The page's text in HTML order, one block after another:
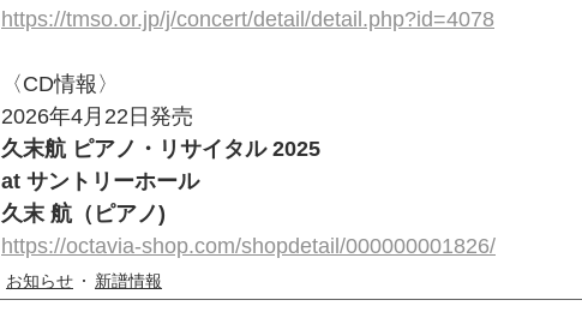
https://tmso.or.jp/j/concert/detail/detail.php?id=4078
〈CD情報〉
2026年4月22日発売
久末航 ピアノ・リサイタル 2025
at サントリーホール
久末 航（ピアノ)
https://octavia-shop.com/shopdetail/000000001826/
お知らせ 新譜情報